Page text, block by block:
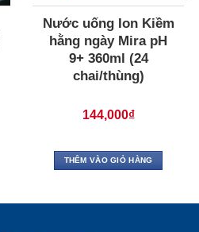
Nước uống Ion Kiềm
hằng ngày Mira pH
9+ 360ml (24
chai/thùng)
144,000₫
THÊM VÀO GIỎ HÀNG